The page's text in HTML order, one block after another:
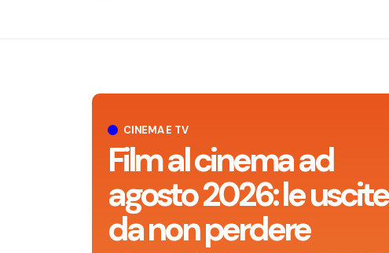
CINEMA E TV
Film al cinema ad
agosto 2026: le uscite
da non perdere